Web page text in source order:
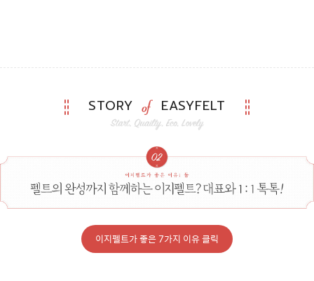
STORY EASYFELT
이지펠트가 좋은 7가지 이유 클릭